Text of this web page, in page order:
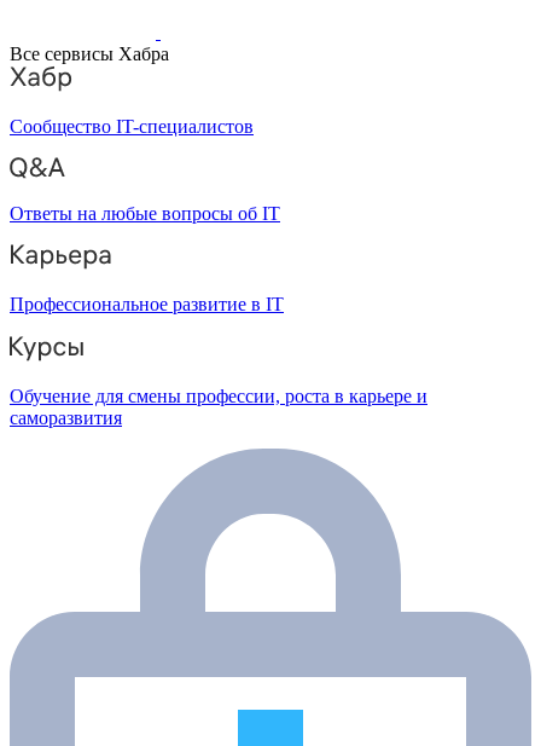
Все сервисы Хабра
Сообщество IT-специалистов
Ответы на любые вопросы об IT
Профессиональное развитие в IT
Обучение для смены профессии, роста в карьере и
саморазвития